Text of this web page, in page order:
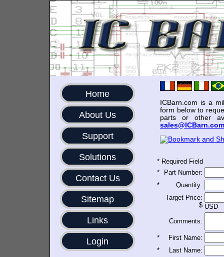
Home
About Us
Support
Solutions
Contact Us
Sitemap
Links
Login
ICBarn.com is a
form below to
parts or other
sales@ICBarn.com
* Required Field
*
Part Number:
*
Quantity:
Target Price:
$ USD
Comments:
*
First Name:
*
Last Name: